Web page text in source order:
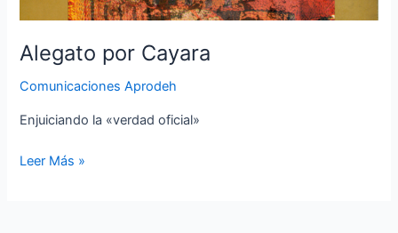
Alegato por Cayara
Comunicaciones Aprodeh
Enjuiciando la «verdad oficial»
Leer Más »